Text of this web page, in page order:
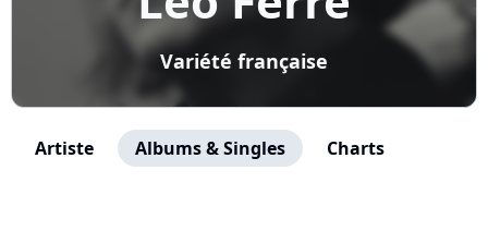
Variété française
Artiste Albums & Singles Charts